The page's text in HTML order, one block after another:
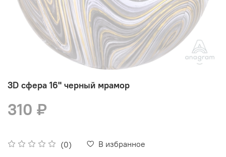
3D сфера 16" черный мрамор
(0) В избранное
310 ₽